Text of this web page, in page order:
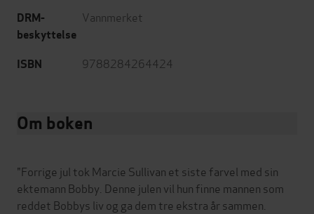
DRM-
beskyttelse
Vannmerket
ISBN 9788284264424
Om boken
"Forrige jul tok Marcie Sullivan et siste farvel med sin
ektemann Bobby. Denne julen vil hun finne mannen som
reddet Bobbys liv og ga dem tre ekstra år sammen.